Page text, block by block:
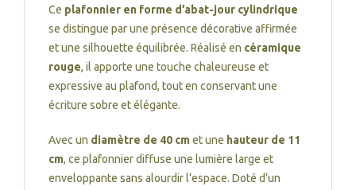
Ce plafonnier en forme d’abat-jour cylindrique
se distingue par une présence décorative affirmée
et une silhouette équilibrée. Réalisé en céramique
rouge, il apporte une touche chaleureuse et
expressive au plafond, tout en conservant une
écriture sobre et élégante.
Avec un diamètre de 40 cmet une hauteur de 11
cm, ce plafonnier diffuse une lumière large et
enveloppante sans alourdir l’espace. Doté d’un